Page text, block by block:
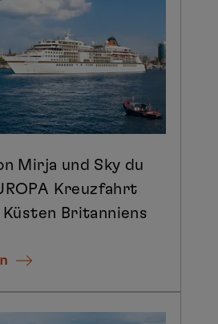
Mirja und Sky du
Kreuzfahrt
Britanniens